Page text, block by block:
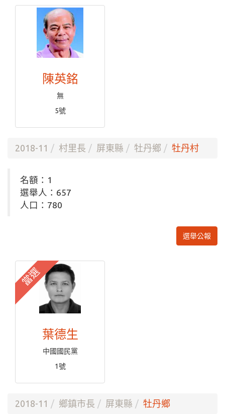
陳英銘
無
5號
2018-11 村里長 屏東縣 牡丹鄉 牡丹村
名額：1
選舉人：657
人口：780
選舉公報
當選
葉德生
中國國民黨
1號
2018-11 鄉鎮市長 屏東縣 牡丹鄉